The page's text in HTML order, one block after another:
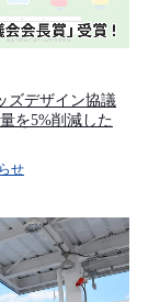
ズデザイン協議
を5%削減した
せ​​